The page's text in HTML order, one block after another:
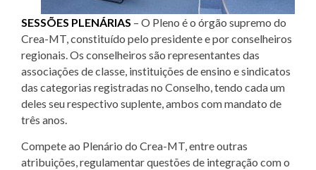
SESSÕES PLENÁRIAS – O Pleno é o órgão supremo do
Crea-MT, constituído pelo presidente e por conselheiros
regionais. Os conselheiros são representantes das
associações de classe, instituições de ensino e sindicatos
das categorias registradas no Conselho, tendo cada um
deles seu respectivo suplente, ambos com mandato de
três anos.
Compete ao Plenário do Crea-MT, entre outras
atribuições, regulamentar questões de integração com o